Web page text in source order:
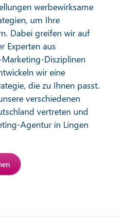
erfahren
werbewirksame
um Ihre
Dabei greifen wir auf
Experten aus
Disziplinen
wir eine
die zu Ihnen passt.
verschiedenen
vertreten und
Agentur in Lingen